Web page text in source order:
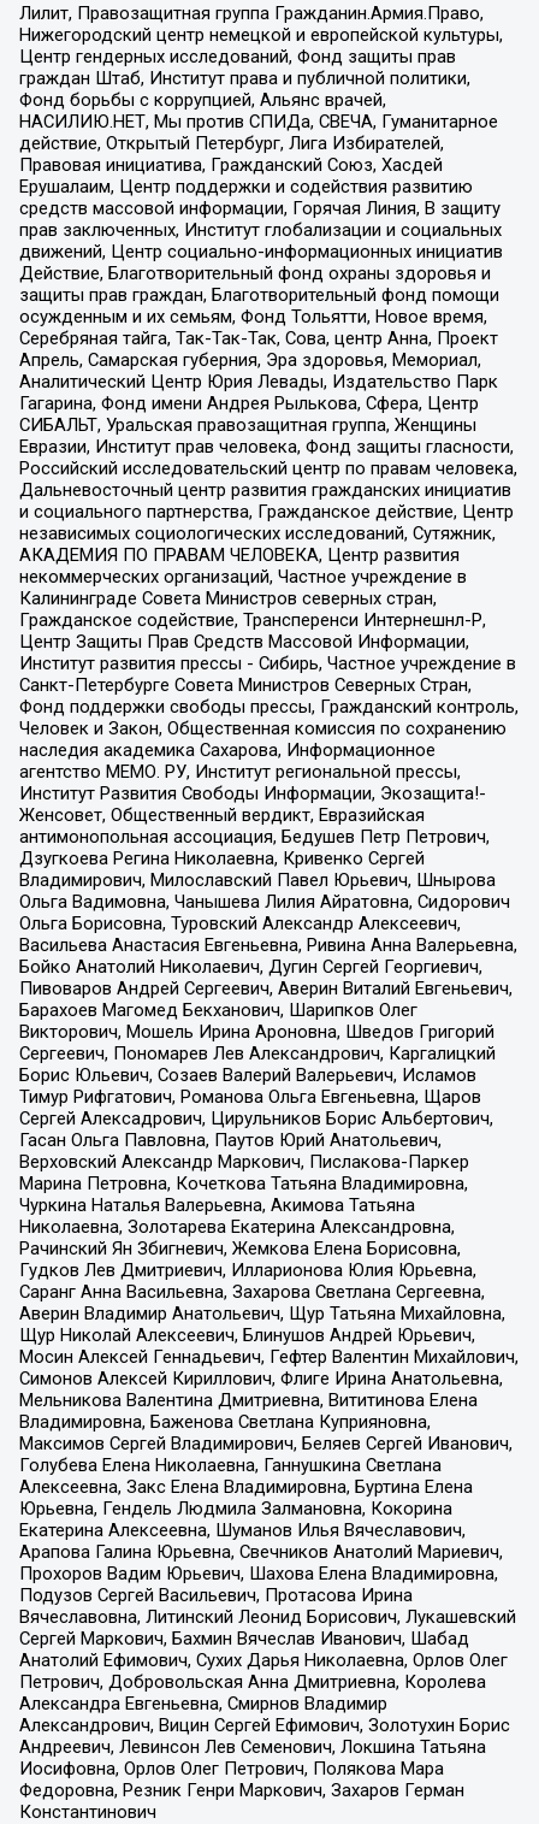
Лилит, Правозащитная группа Гражданин.Армия.Право,
Нижегородский центр немецкой и европейской культуры,
Центр гендерных исследований, Фонд защиты прав
граждан Штаб, Институт права и публичной политики,
Фонд борьбы с коррупцией, Альянс врачей,
НАСИЛИЮ.НЕТ, Мы против СПИДа, СВЕЧА, Гуманитарное
действие, Открытый Петербург, Лига Избирателей,
Правовая инициатива, Гражданский Союз, Хасдей
Ерушалаим, Центр поддержки и содействия развитию
средств массовой информации, Горячая Линия, В защиту
прав заключенных, Институт глобализации и социальных
движений, Центр социально-информационных инициатив
Действие, Благотворительный фонд охраны здоровья и
защиты прав граждан, Благотворительный фонд помощи
осужденным и их семьям, Фонд Тольятти, Новое время,
Серебряная тайга, Так-Так-Так, Сова, центр Анна, Проект
Апрель, Самарская губерния, Эра здоровья, Мемориал,
Аналитический Центр Юрия Левады, Издательство Парк
Гагарина, Фонд имени Андрея Рылькова, Сфера, Центр
СИБАЛЬТ, Уральская правозащитная группа, Женщины
Евразии, Институт прав человека, Фонд защиты гласности,
Российский исследовательский центр по правам человека,
Дальневосточный центр развития гражданских инициатив
и социального партнерства, Гражданское действие, Центр
независимых социологических исследований, Сутяжник,
АКАДЕМИЯ ПО ПРАВАМ ЧЕЛОВЕКА, Центр развития
некоммерческих организаций, Частное учреждение в
Калининграде Совета Министров северных стран,
Гражданское содействие, Трансперенси Интернешнл-Р,
Центр Защиты Прав Средств Массовой Информации,
Институт развития прессы - Сибирь, Частное учреждение в
Санкт-Петербурге Совета Министров Северных Стран,
Фонд поддержки свободы прессы, Гражданский контроль,
Человек и Закон, Общественная комиссия по сохранению
наследия академика Сахарова, Информационное
агентство МЕМО. РУ, Институт региональной прессы,
Институт Развития Свободы Информации, Экозащита!-
Женсовет, Общественный вердикт, Евразийская
антимонопольная ассоциация, Бедушев Петр Петрович,
Дзугкоева Регина Николаевна, Кривенко Сергей
Владимирович, Милославский Павел Юрьевич, Шнырова
Ольга Вадимовна, Чанышева Лилия Айратовна, Сидорович
Ольга Борисовна, Туровский Александр Алексеевич,
Васильева Анастасия Евгеньевна, Ривина Анна Валерьевна,
Бойко Анатолий Николаевич, Дугин Сергей Георгиевич,
Пивоваров Андрей Сергеевич, Аверин Виталий Евгеньевич,
Барахоев Магомед Бекханович, Шарипков Олег
Викторович, Мошель Ирина Ароновна, Шведов Григорий
Сергеевич, Пономарев Лев Александрович, Каргалицкий
Борис Юльевич, Созаев Валерий Валерьевич, Исламов
Тимур Рифгатович, Романова Ольга Евгеньевна, Щаров
Сергей Алексадрович, Цирульников Борис Альбертович,
Гасан Ольга Павловна, Паутов Юрий Анатольевич,
Верховский Александр Маркович, Пислакова-Паркер
Марина Петровна, Кочеткова Татьяна Владимировна,
Чуркина Наталья Валерьевна, Акимова Татьяна
Николаевна, Золотарева Екатерина Александровна,
Рачинский Ян Збигневич, Жемкова Елена Борисовна,
Гудков Лев Дмитриевич, Илларионова Юлия Юрьевна,
Саранг Анна Васильевна, Захарова Светлана Сергеевна,
Аверин Владимир Анатольевич, Щур Татьяна Михайловна,
Щур Николай Алексеевич, Блинушов Андрей Юрьевич,
Мосин Алексей Геннадьевич, Гефтер Валентин Михайлович,
Симонов Алексей Кириллович, Флиге Ирина Анатольевна,
Мельникова Валентина Дмитриевна, Вититинова Елена
Владимировна, Баженова Светлана Куприяновна,
Максимов Сергей Владимирович, Беляев Сергей Иванович,
Голубева Елена Николаевна, Ганнушкина Светлана
Алексеевна, Закс Елена Владимировна, Буртина Елена
Юрьевна, Гендель Людмила Залмановна, Кокорина
Екатерина Алексеевна, Шуманов Илья Вячеславович,
Арапова Галина Юрьевна, Свечников Анатолий Мариевич,
Прохоров Вадим Юрьевич, Шахова Елена Владимировна,
Подузов Сергей Васильевич, Протасова Ирина
Вячеславовна, Литинский Леонид Борисович, Лукашевский
Сергей Маркович, Бахмин Вячеслав Иванович, Шабад
Анатолий Ефимович, Сухих Дарья Николаевна, Орлов Олег
Петрович, Добровольская Анна Дмитриевна, Королева
Александра Евгеньевна, Смирнов Владимир
Александрович, Вицин Сергей Ефимович, Золотухин Борис
Андреевич, Левинсон Лев Семенович, Локшина Татьяна
Иосифовна, Орлов Олег Петрович, Полякова Мара
Федоровна, Резник Генри Маркович, Захаров Герман
Константинович